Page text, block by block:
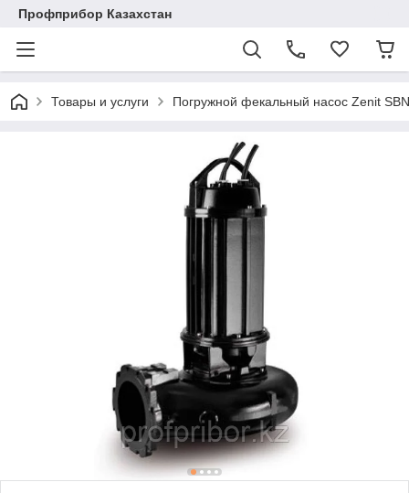
Профприбор Казахстан
Товары и услуги Погружной фекальный насос Zenit